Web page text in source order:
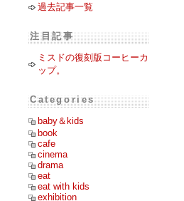
過去記事一覧
注目記事
ミスドの復刻版コーヒーカ
ップ。
Categories
baby＆kids
book
cafe
cinema
drama
eat
eat with kids
exhibition